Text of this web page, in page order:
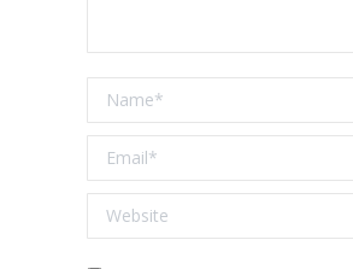
Name *
Email *
Website